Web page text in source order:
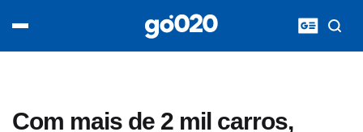
Com mais de 2 mil carros,
acontece agora
entretenimento